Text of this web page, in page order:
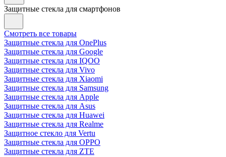
Защитные стекла для смартфонов
Смотреть все товары
Защитные стекла для OnePlus
Защитные стекла для Google
Защитные стекла для IQOO
Защитные стекла для Vivo
Защитные стекла для Xiaomi
Защитные стекла для Samsung
Защитные стекла для Apple
Защитные стекла для Asus
Защитные стекла для Huawei
Защитные стекла для Realme
Защитное стекло для Vertu
Защитные стекла для OPPO
Защитные стекла для ZTE